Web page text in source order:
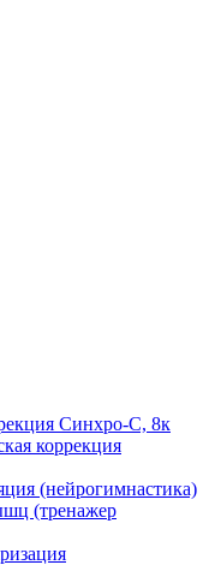
Синхро-С, 8к
коррекция
(нейрогимнастика)
(тренажер